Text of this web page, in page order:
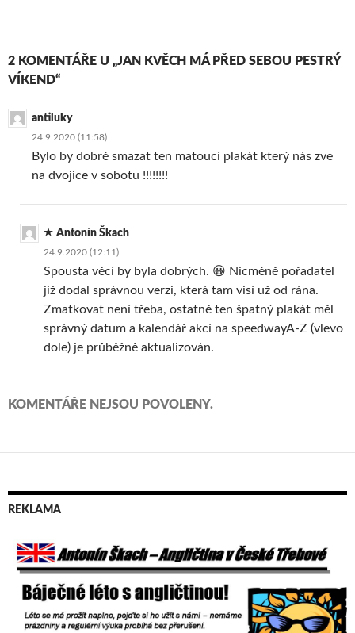
2 KOMENTÁŘE U „JAN KVĚCH MÁ PŘED SEBOU PESTRÝ
VÍKEND“
antiluky
24.9.2020 (11:58)
Bylo by dobré smazat ten matoucí plakát který nás zve
na dvojice v sobotu !!!!!!!!
Antonín Škach
24.9.2020 (12:11)
Spousta věcí by byla dobrých. 😀 Nicméně pořadatel
již dodal správnou verzi, která tam visí už od rána.
Zmatkovat není třeba, ostatně ten špatný plakát měl
správný datum a kalendář akcí na speedwayA-Z (vlevo
dole) je průběžně aktualizován.
KOMENTÁŘE NEJSOU POVOLENY.
REKLAMA